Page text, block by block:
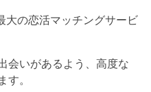
大の恋活マッチングサービ
会いがあるよう、高度な
す。